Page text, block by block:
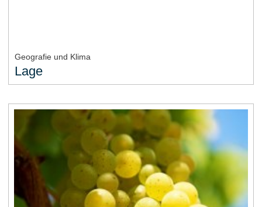
Geografie und Klima
Lage